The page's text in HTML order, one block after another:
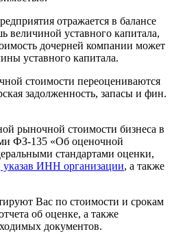
отражается в балансе
величиной уставного капитала,
дочерней компании может
уставного капитала.
стоимости переоцениваются
задолженность, запасы и фин.
рыночной стоимости бизнеса в
ФЗ-135 «Об оценочной
стандартами оценки,
указав ИНН организации, а также
Вас по стоимости и срокам
об оценке, а также
документов.